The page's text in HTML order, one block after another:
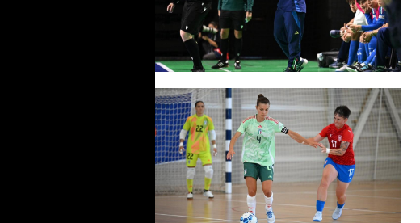
Italfutsal, doppio raduno per gli
Azzurrini: Pedrini convoca 26
giocatori fra i due gruppi